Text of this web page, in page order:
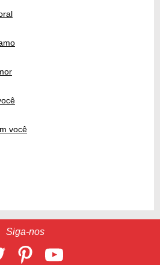
você
Siga-nos